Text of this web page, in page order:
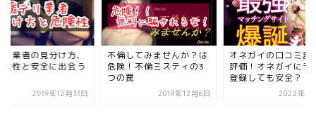
業者の見分け方、
女性と安全に出会う
2019年12月31日
不倫してみませんか？は
危険！不倫ミスティの3
つの罠
2019年12月6日
オネガイの口コミ評
評価！オネガイにラ
登録しても安全？
2022年1